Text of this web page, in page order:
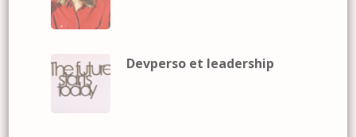
Devperso et leadership